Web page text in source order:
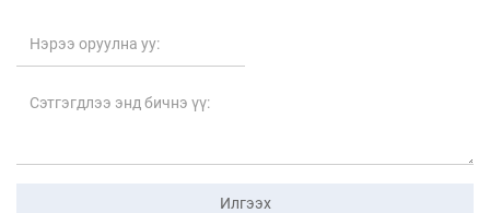
Илгээх